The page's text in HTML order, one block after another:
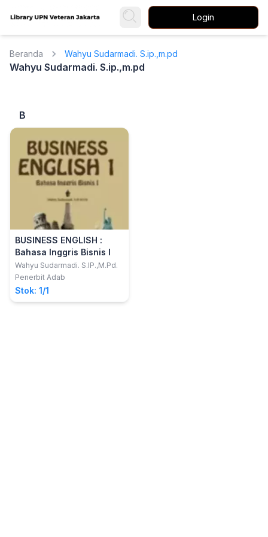
Login
Beranda Wahyu Sudarmadi. S.ip.,m.pd
Wahyu Sudarmadi. S.ip.,m.pd
B
BUSINESS ENGLISH :
Bahasa Inggris Bisnis I
Wahyu Sudarmadi. S.IP.,M.Pd.
Penerbit Adab
Stok: 1/1